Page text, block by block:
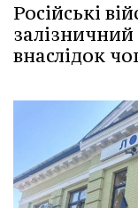
Російські
залізничний
внаслідок